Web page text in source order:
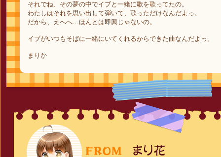
それでね、その夢の中でイブと一緒に歌を歌ってたの。
わたしはそれを思い出して弾いて、歌っただけなんだよっ。
だから、えへへ…ほんとは即興じゃないの。
イブがいつもそばに一緒にいてくれるからできた曲なんだよっ。
まりか